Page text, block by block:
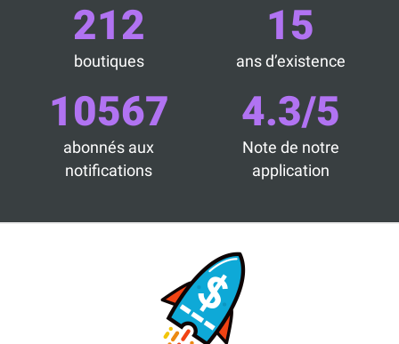
212
boutiques
15
ans d’existence
10567
abonnés aux
notifications
4.3/5
Note de notre
application